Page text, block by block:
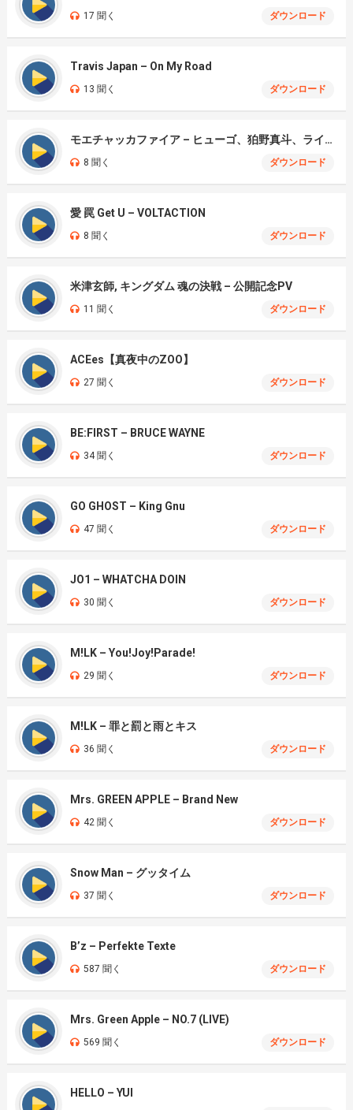
17 聞く ダウンロード
Travis Japan – On My Road
13 聞く ダウンロード
モエチャッカファイア – ヒューゴ、狛野真斗、ライト、セヴェリアン (Cover )
8 聞く ダウンロード
愛 罠 Get U – VOLTACTION
8 聞く ダウンロード
米津玄師, キングダム 魂の決戦 – 公開記念PV
11 聞く ダウンロード
ACEes【真夜中のZOO】
27 聞く ダウンロード
BE:FIRST – BRUCE WAYNE
34 聞く ダウンロード
GO GHOST – King Gnu
47 聞く ダウンロード
JO1 – WHATCHA DOIN
30 聞く ダウンロード
M!LK – You!Joy!Parade!
29 聞く ダウンロード
M!LK – 罪と罰と雨とキス
36 聞く ダウンロード
Mrs. GREEN APPLE – Brand New
42 聞く ダウンロード
Snow Man – グッタイム
37 聞く ダウンロード
B’z – Perfekte Texte
587 聞く ダウンロード
Mrs. Green Apple – NO.7 (LIVE)
569 聞く ダウンロード
HELLO – YUI